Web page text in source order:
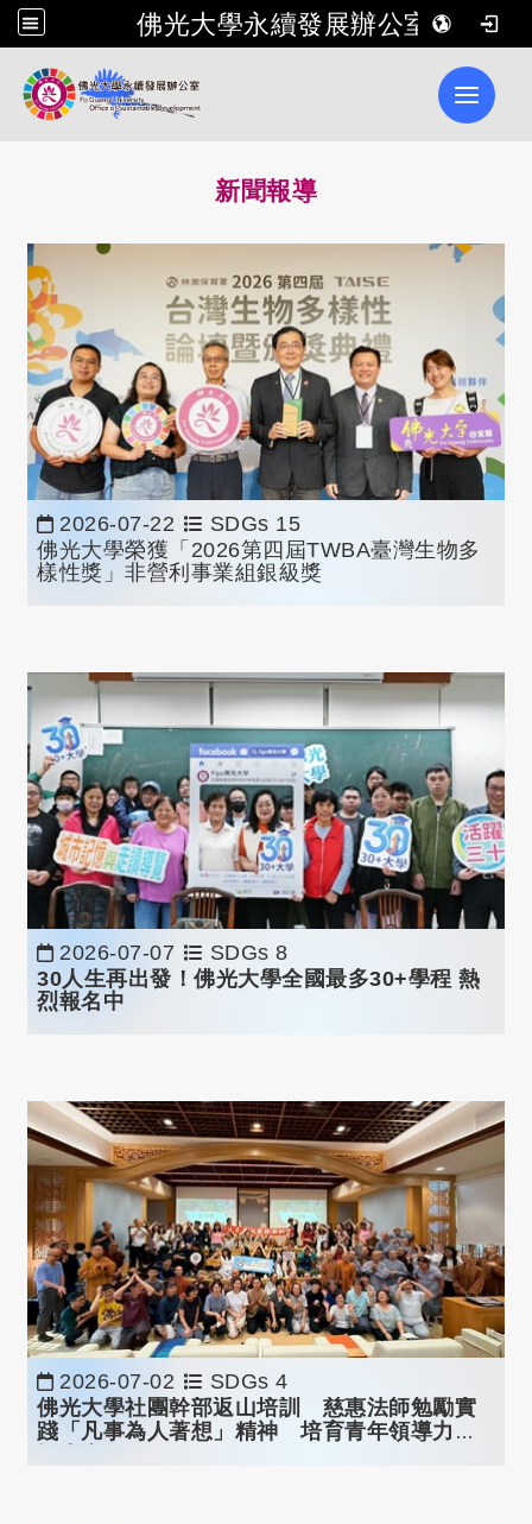
佛光大學永續發展辦公室
Toggle
新聞報導
2026-07-22
SDGs 15
佛光大學榮獲「2026第四屆TWBA臺灣生物多
樣性獎」非營利事業組銀級獎
2026-07-07
SDGs 8
30人生再出發！佛光大學全國最多30+學程 熱
烈報名中
2026-07-02
SDGs 4
佛光大學社團幹部返山培訓 慈惠法師勉勵實
踐「凡事為人著想」精神 培育青年領導力開